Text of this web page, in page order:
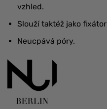
vzhled.
Slouží taktéž jako
Neucpává póry.